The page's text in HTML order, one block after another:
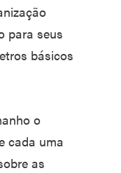
para seus
básicos
o
cada uma
as